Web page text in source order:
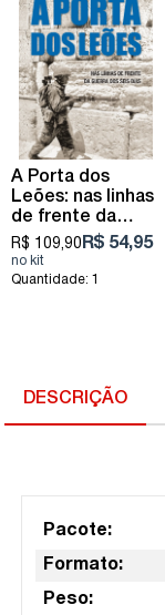
A Porta dos
Leões: nas linhas
de frente da
Guerra dos Seis
Dias
R$ 109,90 R$ 54,95
Quantidade: 1
DESCRIÇÃO
Pacote:
Formato:
Peso: